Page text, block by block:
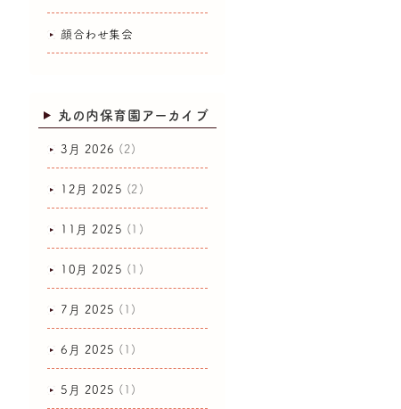
顔合わせ集会
丸の内保育園アーカイブ
3月 2026 (2)
12月 2025 (2)
11月 2025 (1)
10月 2025 (1)
7月 2025 (1)
6月 2025 (1)
5月 2025 (1)